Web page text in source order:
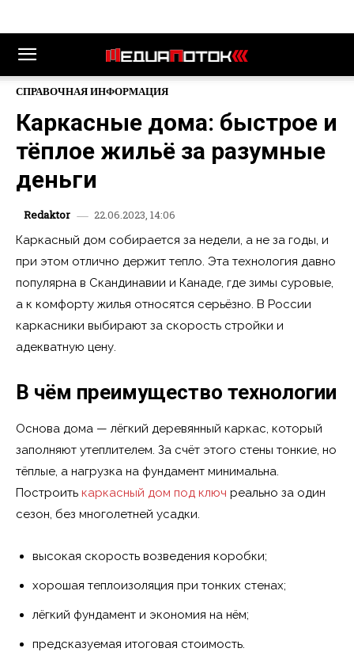
СПРАВОЧНАЯ ИНФОРМАЦИЯ
Каркасные дома: быстрое и
тёплое жильё за разумные
деньги
Redaktor
22.06.2023, 14:06
Каркасный дом собирается за недели, а не за годы, и
при этом отлично держит тепло. Эта технология давно
популярна в Скандинавии и Канаде, где зимы суровые,
а к комфорту жилья относятся серьёзно. В России
каркасники выбирают за скорость стройки и
адекватную цену.
В чём преимущество технологии
Основа дома — лёгкий деревянный каркас, который
заполняют утеплителем. За счёт этого стены тонкие, но
тёплые, а нагрузка на фундамент минимальна.
Построить каркасный дом под ключ реально за один
сезон, без многолетней усадки.
высокая скорость возведения коробки;
хорошая теплоизоляция при тонких стенах;
лёгкий фундамент и экономия на нём;
предсказуемая итоговая стоимость.